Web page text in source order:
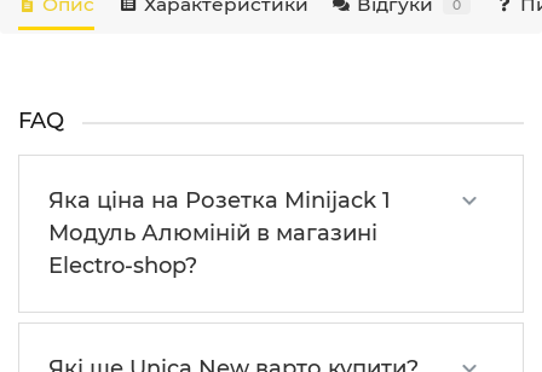
Опис Характеристики Відгуки 0
FAQ
Яка ціна на Розетка Minijack 1
Модуль Алюміній в магазині
Electro-shop?